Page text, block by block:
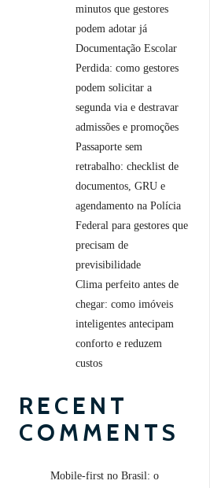
minutos que gestores
podem adotar já
Documentação Escolar
Perdida: como gestores
podem solicitar a
segunda via e destravar
admissões e promoções
Passaporte sem
retrabalho: checklist de
documentos, GRU e
agendamento na Polícia
Federal para gestores que
precisam de
previsibilidade
Clima perfeito antes de
chegar: como imóveis
inteligentes antecipam
conforto e reduzem
custos
RECENT
COMMENTS
Mobile-first no Brasil: o